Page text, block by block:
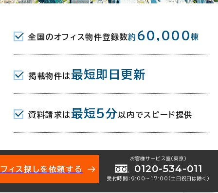
京メトロ有楽町線･半蔵門線･南北線) 4番口
京メトロ有楽町線) 1番口 7分
全国のオフィス物件登録数約 60,000棟
掲載物件は 最短即日更新
資料請求は 最短5分 以内でスピード提供
ィス探しを依頼する
お客様サービス室（東京）
0120-534-011
受付時間：9:00〜17:00（土日祝日は除く）